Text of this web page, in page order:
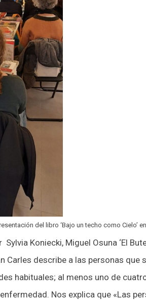
del libro ‘Bajo un techo como Cielo’
Koniecki, Miguel Osuna ‘El
Carles describe a las personas
habituales; al menos uno de
Nos explica que «Las